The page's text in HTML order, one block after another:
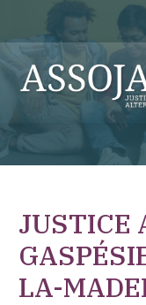
JUSTICE
LA-